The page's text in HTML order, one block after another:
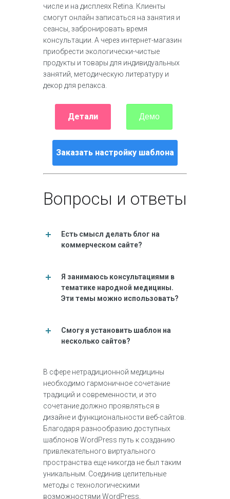
числе и на дисплеях Retina. Клиенты
смогут онлайн записаться на занятия и
сеансы, забронировать время
консультации. А через интернет-магазин
приобрести экологически-чистые
продукты и товары для индивидуальных
занятий, методическую литературу и
декор для релакса.
Детали Демо
Заказать настройку шаблона
Вопросы и ответы
Есть смысл делать блог на
коммерческом сайте?
Я занимаюсь консультациями в
тематике народной медицины.
Эти темы можно использовать?
Смогу я установить шаблон на
несколько сайтов?
В сфере нетрадиционной медицины
необходимо гармоничное сочетание
традиций и современности, и это
сочетание должно проявляться в
дизайне и функциональности веб-сайтов.
Благодаря разнообразию доступных
шаблонов WordPress путь к созданию
привлекательного виртуального
пространства еще никогда не был таким
уникальным. Соединив целительные
методы с технологическими
возможностями WordPress,